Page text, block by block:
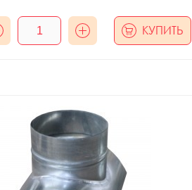
КУПИТЬ